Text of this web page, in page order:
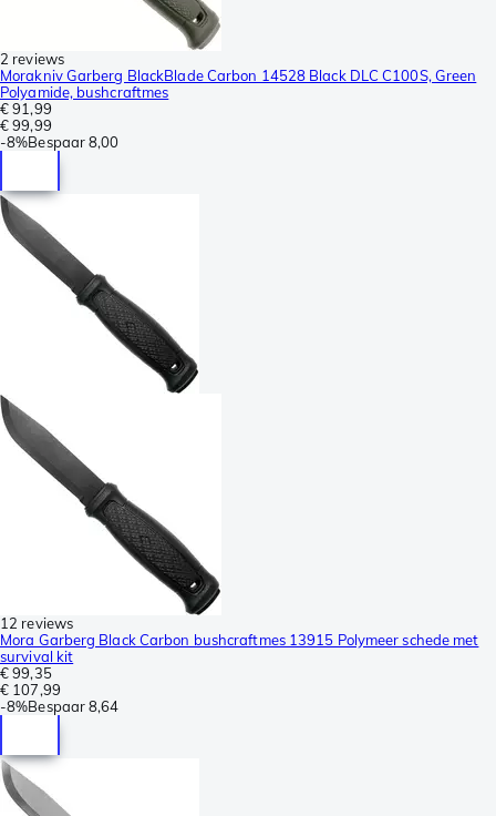
2 reviews
Morakniv Garberg BlackBlade Carbon 14528 Black DLC C100S, Green
Polyamide, bushcraftmes
€ 91,99
€ 99,99
-8%Bespaar8,00
12 reviews
Mora Garberg Black Carbon bushcraftmes 13915 Polymeer schede met
survival kit
€ 99,35
€ 107,99
-8%Bespaar8,64